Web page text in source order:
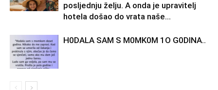
posljednju želju. A onda je upravitelj
hotela došao do vrata naše...
H0DALA SAM S M0MK0M 1O G0DINA..